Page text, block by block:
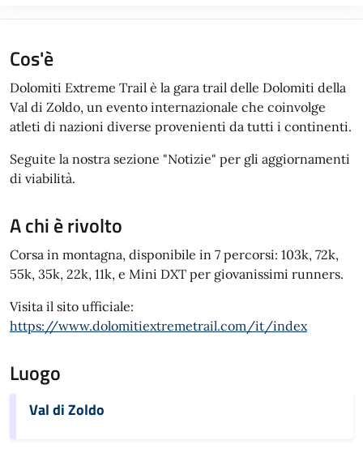
Cos'è
Dolomiti Extreme Trail è la gara trail delle Dolomiti della
Val di Zoldo, un evento internazionale che coinvolge
atleti di nazioni diverse provenienti da tutti i continenti.
Seguite la nostra sezione "Notizie" per gli aggiornamenti
di viabilità.
A chi è rivolto
Corsa in montagna, disponibile in 7 percorsi: 103k, 72k,
55k, 35k, 22k, 11k, e Mini DXT per giovanissimi runners.
Visita il sito ufficiale:
https://www.dolomitiextremetrail.com/it/index
Luogo
Val di Zoldo